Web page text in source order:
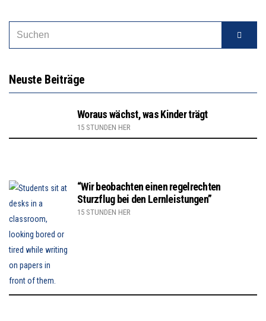
Neuste Beiträge
Woraus wächst, was Kinder trägt
15 STUNDEN HER
“Wir beobachten einen regelrechten
Sturzflug bei den Lernleistungen”
15 STUNDEN HER